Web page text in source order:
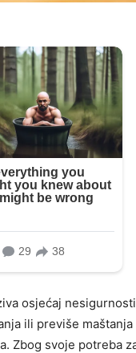
osjećaj
ili previše
Zbog svoje potreba